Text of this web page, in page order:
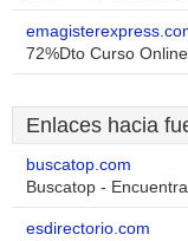
72%Dto Curso
Enlaces hacia
buscatop.com
Buscatop -
esdirectorio.com